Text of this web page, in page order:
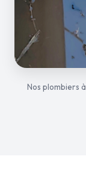
Nos plombiers